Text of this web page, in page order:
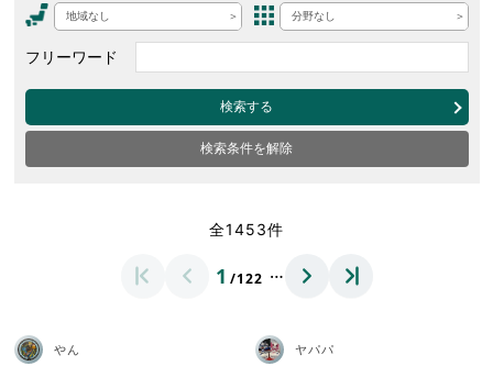
地域なし 分野なし
フリーワード
検索する
検索条件を解除
全1453件
1 /122 …
やん ヤパパ